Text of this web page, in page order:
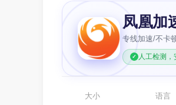
凤凰加
专线加速/不卡
人工检测，
大小 语言
夜幕之下
即时战斗